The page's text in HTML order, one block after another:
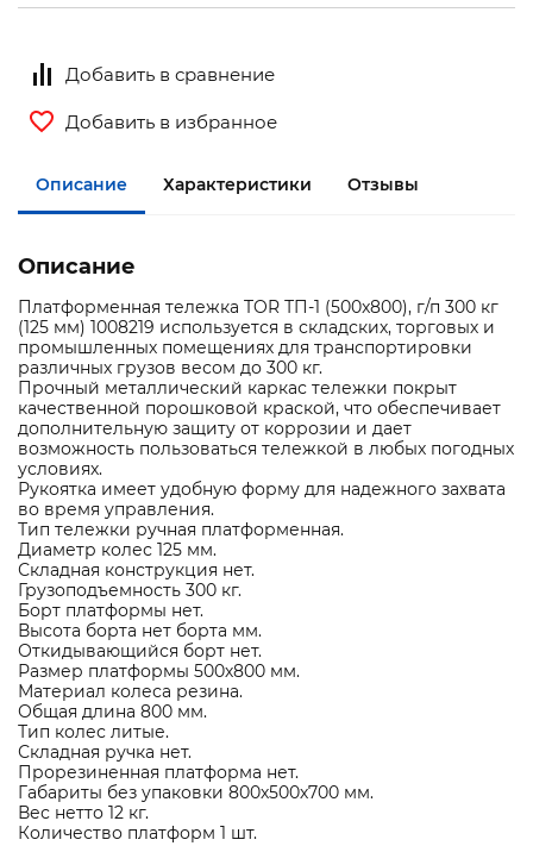
Добавить в сравнение
Добавить в избранное
Описание Характеристики Отзывы
Описание
Платформенная тележка TOR ТП-1 (500x800), г/п 300 кг
(125 мм) 1008219 используется в складских, торговых и
промышленных помещениях для транспортировки
различных грузов весом до 300 кг.
Прочный металлический каркас тележки покрыт
качественной порошковой краской, что обеспечивает
дополнительную защиту от коррозии и дает
возможность пользоваться тележкой в любых погодных
условиях.
Рукоятка имеет удобную форму для надежного захвата
во время управления.
Тип тележки ручная платформенная.
Диаметр колес 125 мм.
Складная конструкция нет.
Грузоподъемность 300 кг.
Борт платформы нет.
Высота борта нет борта мм.
Откидывающийся борт нет.
Размер платформы 500х800 мм.
Материал колеса резина.
Общая длина 800 мм.
Тип колес литые.
Складная ручка нет.
Прорезиненная платформа нет.
Габариты без упаковки 800х500х700 мм.
Вес нетто 12 кг.
Количество платформ 1 шт.